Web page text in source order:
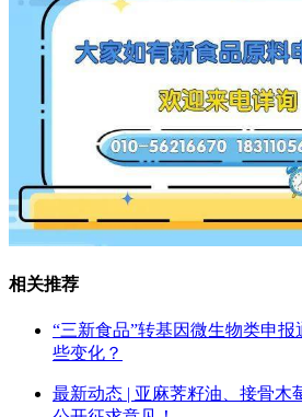
相关推荐
“三新食品”转基因微生物类申
些变化？
最新动态 | 亚麻荠籽油、接骨木